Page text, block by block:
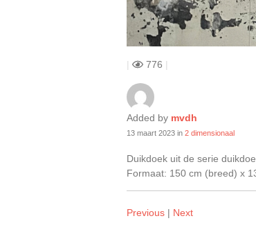
| 776 |
Added by mvdh
13 maart 2023 in 2 dimensionaal
Duikdoek uit de serie
Formaat: 150 cm (breed) x
Previous | Next